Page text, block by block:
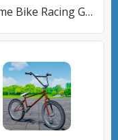
Xtreme Bike Racing Game